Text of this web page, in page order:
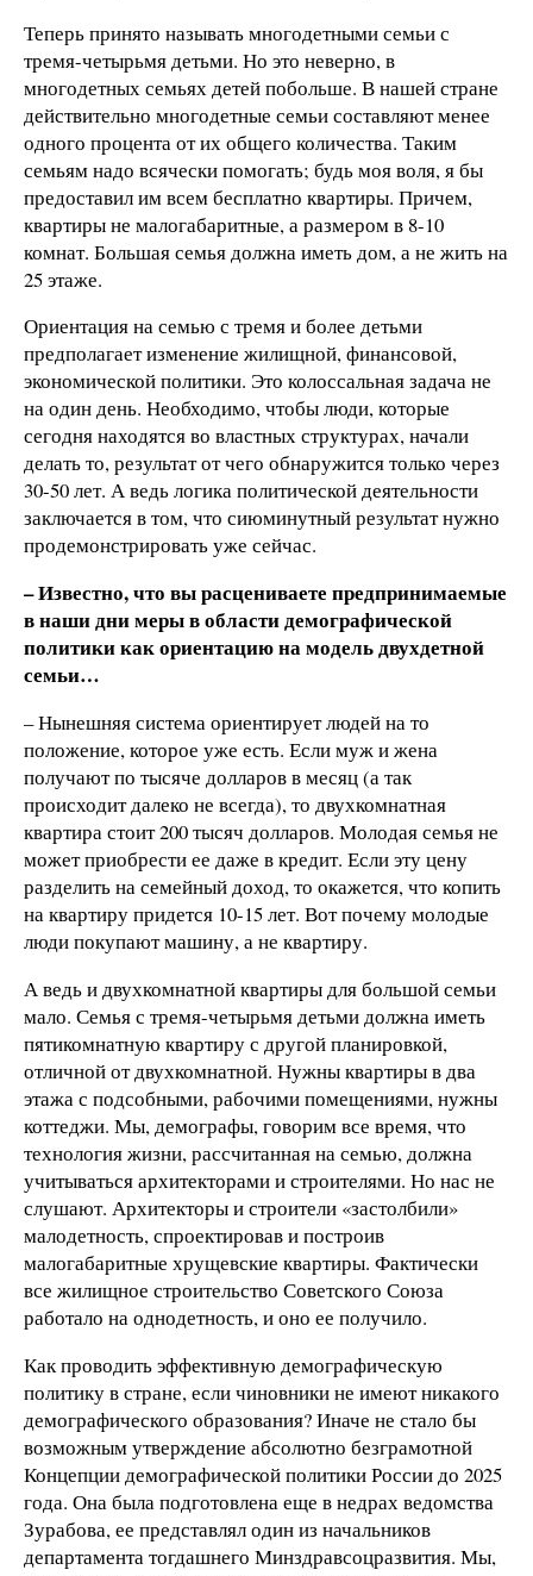
Теперь принято называть многодетными семьи с
тремя-четырьмя детьми. Но это неверно, в
многодетных семьях детей побольше. В нашей стране
действительно многодетные семьи составляют менее
одного процента от их общего количества. Таким
семьям надо всячески помогать; будь моя воля, я бы
предоставил им всем бесплатно квартиры. Причем,
квартиры не малогабаритные, а размером в 8-10
комнат. Большая семья должна иметь дом, а не жить на
25 этаже.
Ориентация на семью с тремя и более детьми
предполагает изменение жилищной, финансовой,
экономической политики. Это колоссальная задача не
на один день. Необходимо, чтобы люди, которые
сегодня находятся во властных структурах, начали
делать то, результат от чего обнаружится только через
30-50 лет. А ведь логика политической деятельности
заключается в том, что сиюминутный результат нужно
продемонстрировать уже сейчас.
– Известно, что вы расцениваете предпринимаемые
в наши дни меры в области демографической
политики как ориентацию на модель двухдетной
семьи…
– Нынешняя система ориентирует людей на то
положение, которое уже есть. Если муж и жена
получают по тысяче долларов в месяц (а так
происходит далеко не всегда), то двухкомнатная
квартира стоит 200 тысяч долларов. Молодая семья не
может приобрести ее даже в кредит. Если эту цену
разделить на семейный доход, то окажется, что копить
на квартиру придется 10-15 лет. Вот почему молодые
люди покупают машину, а не квартиру.
А ведь и двухкомнатной квартиры для большой семьи
мало. Семья с тремя-четырьмя детьми должна иметь
пятикомнатную квартиру с другой планировкой,
отличной от двухкомнатной. Нужны квартиры в два
этажа с подсобными, рабочими помещениями, нужны
коттеджи. Мы, демографы, говорим все время, что
технология жизни, рассчитанная на семью, должна
учитываться архитекторами и строителями. Но нас не
слушают. Архитекторы и строители «застолбили»
малодетность, спроектировав и построив
малогабаритные хрущевские квартиры. Фактически
все жилищное строительство Советского Союза
работало на однодетность, и оно ее получило.
Как проводить эффективную демографическую
политику в стране, если чиновники не имеют никакого
демографического образования? Иначе не стало бы
возможным утверждение абсолютно безграмотной
Концепции демографической политики России до 2025
года. Она была подготовлена еще в недрах ведомства
Зурабова, ее представлял один из начальников
департамента тогдашнего Минздравсоцразвития. Мы,